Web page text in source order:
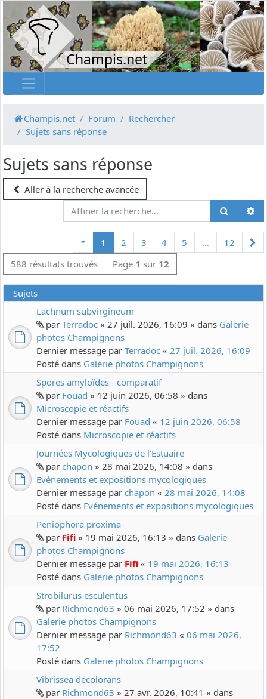
Champis.net
Champis.net Forum
Rechercher
Sujets sans réponse
Sujets sans réponse
Aller à la recherche avancée
1 2 3 4 5 … 12
588 résultats trouvés
Page 1 sur 12
Sujets
Lachnum subvirgineum
par Terradoc » 27 juil. 2026, 16:09 » dans Galerie
photos Champignons
Dernier message par Terradoc « 27 juil. 2026, 16:09
Posté dans Galerie photos Champignons
Spores amyloïdes - comparatif
par Fouad » 12 juin 2026, 06:58 » dans
Microscopie et réactifs
Dernier message par Fouad « 12 juin 2026, 06:58
Posté dans Microscopie et réactifs
Journées Mycologiques de l'Estuaire
par chapon » 28 mai 2026, 14:08 » dans
Evénements et expositions mycologiques
Dernier message par chapon « 28 mai 2026, 14:08
Posté dans Evénements et expositions mycologiques
Peniophora proxima
par Fifi » 19 mai 2026, 16:13 » dans Galerie
photos Champignons
Dernier message par Fifi « 19 mai 2026, 16:13
Posté dans Galerie photos Champignons
Strobilurus esculentus
par Richmond63 » 06 mai 2026, 17:52 » dans
Galerie photos Champignons
Dernier message par Richmond63 « 06 mai 2026,
17:52
Posté dans Galerie photos Champignons
Vibrissea decolorans
par Richmond63 » 27 avr. 2026, 10:41 » dans